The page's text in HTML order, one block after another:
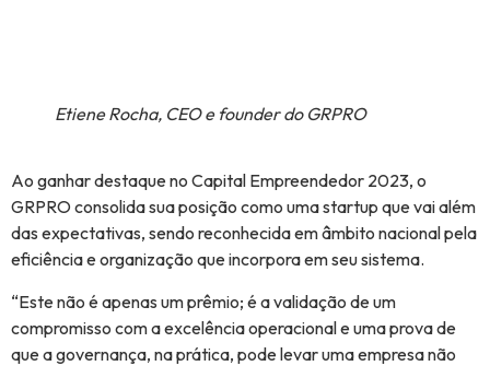
Etiene Rocha, CEO e founder do GRPRO
Ao ganhar destaque no Capital Empreendedor 2023, o
GRPRO consolida sua posição como uma startup que vai além
das expectativas, sendo reconhecida em âmbito nacional pela
eficiência e organização que incorpora em seu sistema.
“Este não é apenas um prêmio; é a validação de um
compromisso com a excelência operacional e uma prova de
que a governança, na prática, pode levar uma empresa não